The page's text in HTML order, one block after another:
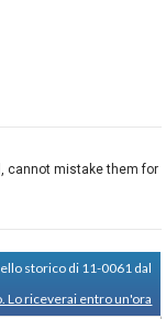
cannot mistake them for
storico di 11-0061 dal
Lo riceverai entro un'ora